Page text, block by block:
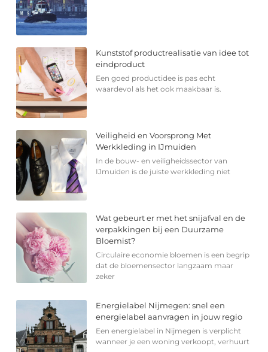
Kunststof productrealisatie van idee tot
eindproduct
Een goed productidee is pas echt
waardevol als het ook maakbaar is.
Veiligheid en Voorsprong Met
Werkkleding in IJmuiden
In de bouw- en veiligheidssector van
IJmuiden is de juiste werkkleding niet
Wat gebeurt er met het snijafval en de
verpakkingen bij een Duurzame
Bloemist?
Circulaire economie bloemen is een begrip
dat de bloemensector langzaam maar
zeker
Energielabel Nijmegen: snel een
energielabel aanvragen in jouw regio
Een energielabel in Nijmegen is verplicht
wanneer je een woning verkoopt, verhuurt